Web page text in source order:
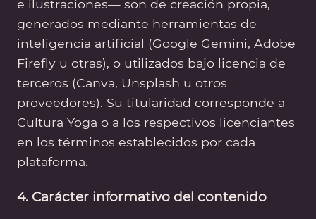
e ilustraciones— son de creación propia,
generados mediante herramientas de
inteligencia artificial (Google Gemini, Adobe
Firefly u otras), o utilizados bajo licencia de
terceros (Canva, Unsplash u otros
proveedores). Su titularidad corresponde a
Cultura Yoga o a los respectivos licenciantes
en los términos establecidos por cada
plataforma.
4. Carácter informativo del contenido